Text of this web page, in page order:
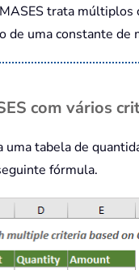
trata
de uma constante de
com vários
uma tabela de
fórmula.